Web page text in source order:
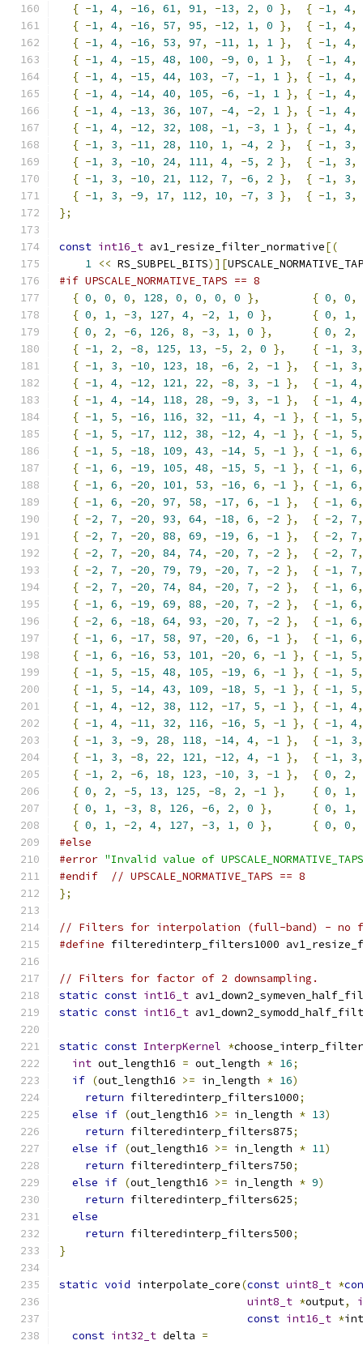
{ -1, 4, -16, 61, 91, -13, 2, 0 }, { -1, 4,
{ -1, 4, -16, 57, 95, -12, 1, 0 }, { -1, 4,
{ -1, 4, -16, 53, 97, -11, 1, 1 }, { -1, 4,
{ -1, 4, -15, 48, 100, -9, 0, 1 }, { -1, 4,
{ -1, 4, -15, 44, 103, -7, -1, 1 }, { -1, 4,
{ -1, 4, -14, 40, 105, -6, -1, 1 }, { -1, 4,
{ -1, 4, -13, 36, 107, -4, -2, 1 }, { -1, 4,
{ -1, 4, -12, 32, 108, -1, -3, 1 }, { -1, 4,
{ -1, 3, -11, 28, 110, 1, -4, 2 }, { -1, 3,
{ -1, 3, -10, 24, 111, 4, -5, 2 }, { -1, 3,
{ -1, 3, -10, 21, 112, 7, -6, 2 }, { -1, 3,
{ -1, 3, -9, 17, 112, 10, -7, 3 }, { -1, 3,
};
const int16_t av1_resize_filter_normative[(
1 << RS_SUBPEL_BITS)][
#if UPSCALE_NORMATIVE_TAPS == 8
{ 0, 0, 0, 128, 0, 0, 0, 0 }, { 0, 0,
{ 0, 1, -3, 127, 4, -2, 1, 0 }, { 0, 1,
{ 0, 2, -6, 126, 8, -3, 1, 0 }, { 0, 2,
{ -1, 2, -8, 125, 13, -5, 2, 0 }, { -1, 3,
{ -1, 3, -10, 123, 18, -6, 2, -1 }, { -1, 3,
{ -1, 4, -12, 121, 22, -8, 3, -1 }, { -1, 4,
{ -1, 4, -14, 118, 28, -9, 3, -1 }, { -1, 4,
{ -1, 5, -16, 116, 32, -11, 4, -1 }, { -1, 5,
{ -1, 5, -17, 112, 38, -12, 4, -1 }, { -1, 5,
{ -1, 5, -18, 109, 43, -14, 5, -1 }, { -1, 6,
{ -1, 6, -19, 105, 48, -15, 5, -1 }, { -1, 6,
{ -1, 6, -20, 101, 53, -16, 6, -1 }, { -1, 6,
{ -1, 6, -20, 97, 58, -17, 6, -1 }, { -1, 6,
{ -2, 7, -20, 93, 64, -18, 6, -2 }, { -2, 7,
{ -2, 7, -20, 88, 69, -19, 6, -1 }, { -2, 7,
{ -2, 7, -20, 84, 74, -20, 7, -2 }, { -2, 7,
{ -2, 7, -20, 79, 79, -20, 7, -2 }, { -1, 7,
{ -2, 7, -20, 74, 84, -20, 7, -2 }, { -1, 6,
{ -1, 6, -19, 69, 88, -20, 7, -2 }, { -1, 6,
{ -2, 6, -18, 64, 93, -20, 7, -2 }, { -1, 6,
{ -1, 6, -17, 58, 97, -20, 6, -1 }, { -1, 6,
{ -1, 6, -16, 53, 101, -20, 6, -1 }, { -1, 5,
{ -1, 5, -15, 48, 105, -19, 6, -1 }, { -1, 5,
{ -1, 5, -14, 43, 109, -18, 5, -1 }, { -1, 5,
{ -1, 4, -12, 38, 112, -17, 5, -1 }, { -1, 4,
{ -1, 4, -11, 32, 116, -16, 5, -1 }, { -1, 4,
{ -1, 3, -9, 28, 118, -14, 4, -1 }, { -1, 3,
{ -1, 3, -8, 22, 121, -12, 4, -1 }, { -1, 3,
{ -1, 2, -6, 18, 123, -10, 3, -1 }, { 0, 2,
{ 0, 2, -5, 13, 125, -8, 2, -1 }, { 0, 1,
{ 0, 1, -3, 8, 126, -6, 2, 0 }, { 0, 1,
{ 0, 1, -2, 4, 127, -3, 1, 0 }, { 0, 0,
#else
#error "Invalid value of
#endif
// UPSCALE_NORMATIVE_TAPS == 8
};
// Filters for interpolation (full-band) - no
#define filteredinterp_filters1000
// Filters for factor of 2 downsampling.
static const int16_t
static const int16_t
static const InterpKernel *choose_interp_filter
int out_length16 = out_length * 16;
if (out_length16 >= in_length * 16)
return filteredinterp_filters1000;
else if (out_length16 >= in_length * 13)
return filteredinterp_filters875;
else if (out_length16 >= in_length * 11)
return filteredinterp_filters750;
else if (out_length16 >= in_length * 9)
return filteredinterp_filters625;
else
return filteredinterp_filters500;
}
static void interpolate_core(const uint8_t *
uint8_t *output,
const int16_t *
const int32_t delta =